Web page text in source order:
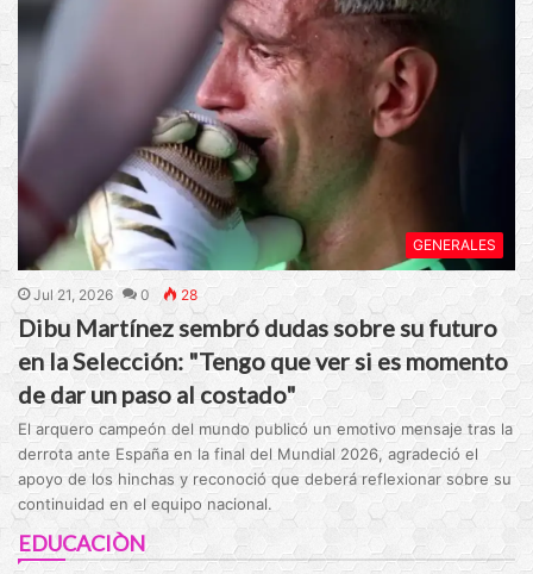
GENERALES
Jul 21, 2026 0 28
Dibu Martínez sembró dudas sobre su futuro
en la Selección: "Tengo que ver si es momento
de dar un paso al costado"
El arquero campeón del mundo publicó un emotivo mensaje tras la
derrota ante España en la final del Mundial 2026, agradeció el
apoyo de los hinchas y reconoció que deberá reflexionar sobre su
continuidad en el equipo nacional.
EDUCACIÒN